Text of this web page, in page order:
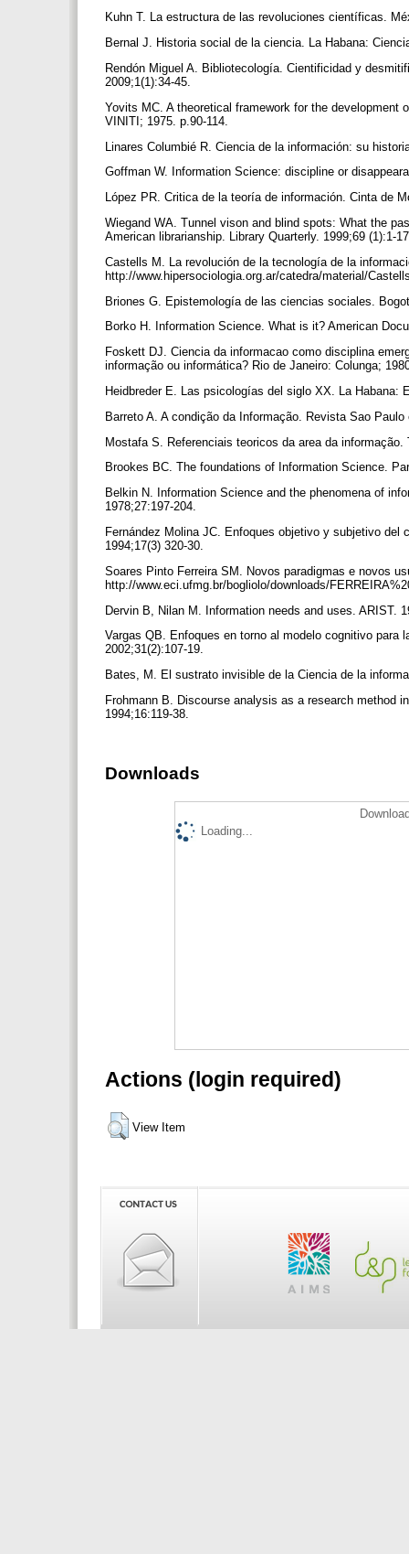
Kuhn T. La estructura de las revoluciones científicas.
Bernal J. Historia social de la ciencia. La Habana:
Rendón Miguel A. Bibliotecología. Cientificidad y
2009;1(1):34-45.
Yovits MC. A theoretical framework for the
VINITI; 1975. p.90-114.
Linares Columbié R. Ciencia de la información: su
Goffman W. Information Science: discipline or
López PR. Critica de la teoría de información. Cinta de
Wiegand WA. Tunnel vison and blind spots: What the
American librarianship. Library Quarterly. 1999;69 (1):1-
Castells M. La revolución de la tecnología de la
http://www.hipersociologia.org.ar/catedra/material/
Briones G. Epistemología de las ciencias sociales.
Borko H. Information Science. What is it? American
Foskett DJ. Ciencia da informacao como disciplina
informação ou informática? Rio de Janeiro: Colunga;
Heidbreder E. Las psicologías del siglo XX. La Habana:
Barreto A. A condição da Informação. Revista Sao
Mostafa S. Referenciais teoricos da area da
Brookes BC. The foundations of Information Science.
Belkin N. Information Science and the phenomena of
1978;27:197-204.
Fernández Molina JC. Enfoques objetivo y subjetivo
1994;17(3) 320-30.
Soares Pinto Ferreira SM. Novos paradigmas e novos
http://www.eci.ufmg.br/bogliolo/downloads/
Dervin B, Nilan M. Information needs and uses. ARIST.
Vargas QB. Enfoques en torno al modelo cognitivo
2002;31(2):107-19.
Bates, M. El sustrato invisible de la Ciencia de la
Frohmann B. Discourse analysis as a research method
1994;16:119-38.
Downloads
Loading...
Actions (login required)
View Item